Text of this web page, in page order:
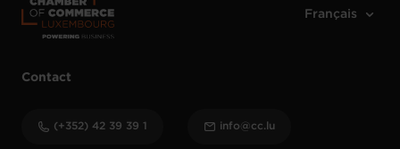
Contact
(+352) 42 39 39 1 info@cc.lu